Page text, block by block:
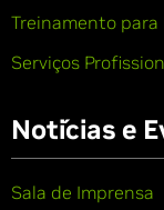
Treinamento para
Serviços
Notícias e
Sala de Imprensa